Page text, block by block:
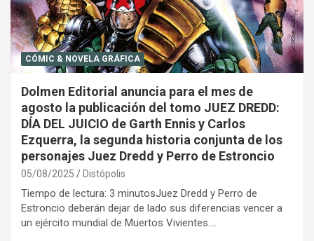
CÓMIC & NOVELA GRÁFICA
Dolmen Editorial anuncia para el mes de
agosto la publicación del tomo JUEZ DREDD:
DÍA DEL JUICIO de Garth Ennis y Carlos
Ezquerra, la segunda historia conjunta de los
personajes Juez Dredd y Perro de Estroncio
05/08/2025 Distópolis
Tiempo de lectura: 3 minutosJuez Dredd y Perro de
Estroncio deberán dejar de lado sus diferencias vencer a
un ejército mundial de Muertos Vivientes.…